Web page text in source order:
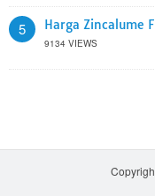
5 Harga Zincalume
9134 VIEWS